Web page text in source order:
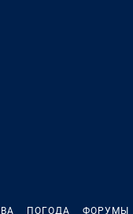
ПОГОДА ФОРУМЫ